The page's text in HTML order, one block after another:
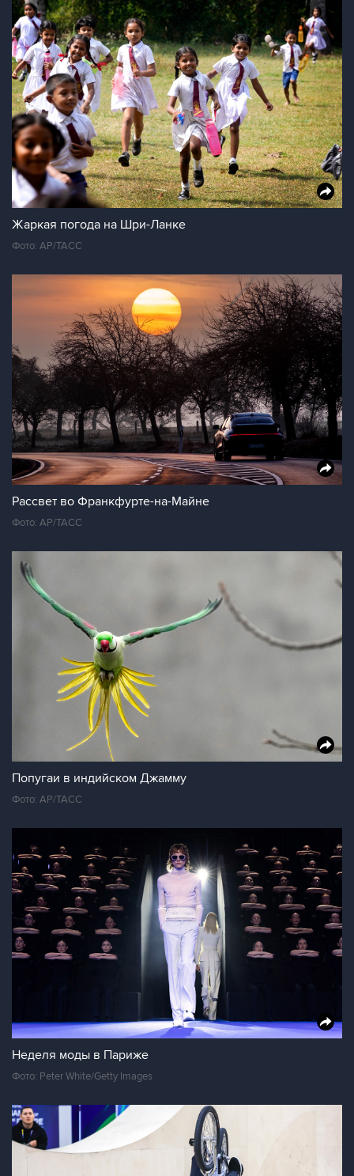
Жаркая погода на Шри-Ланке
Фото: AP/ТАСС
Рассвет во Франкфурте-на-Майне
Фото: AP/ТАСС
Попугаи в индийском Джамму
Фото: AP/ТАСС
Неделя моды в Париже
Фото: Peter White/Getty Images